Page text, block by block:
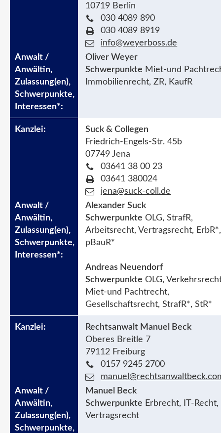
10719 Berlin
030 4089 890
030 4089 8919
info@weyerboss.de
Oliver Weyer
Schwerpunkte Miet-und
Immobilienrecht, ZR, KaufR
Suck & Collegen
Friedrich-Engels-Str. 45b
07749 Jena
03641 38 00 23
03641 380024
jena@suck-coll.de
Alexander Suck
Schwerpunkte OLG, StrafR,
Arbeitsrecht, Vertragsrecht, ErbR*,
pBauR*
Andreas Neuendorf
Schwerpunkte OLG,
Miet-und Pachtrecht,
Gesellschaftsrecht, StrafR*, StR*
Rechtsanwalt Manuel Beck
Oberes Breitle 7
79112 Freiburg
0157 9245 2700
Manuel Beck
Schwerpunkte Erbrecht, IT-Recht,
Vertragsrecht